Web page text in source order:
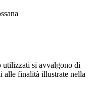
utilizzati si avvalgono di
alle finalità illustrate nella